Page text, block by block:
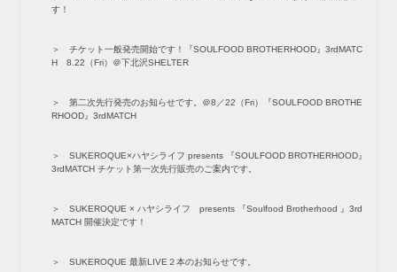
す！
チケット一般発売開始です！『SOULFOOD BROTHERHOOD』3rdMATC
H 8.22（Fri）＠下北沢SHELTER
第二次先行発売のお知らせです。＠8／22（Fri）『SOULFOOD BROTHE
RHOOD』3rdMATCH
SUKEROQUE×ハヤシライフ presents 『SOULFOOD BROTHERHOOD』
3rdMATCH チケット第一次先行販売のご案内です。
SUKEROQUE × ハヤシライフ presents 『Soulfood Brotherhood 』3rd
MATCH 開催決定です！
SUKEROQUE 最新LIVE２本のお知らせです。